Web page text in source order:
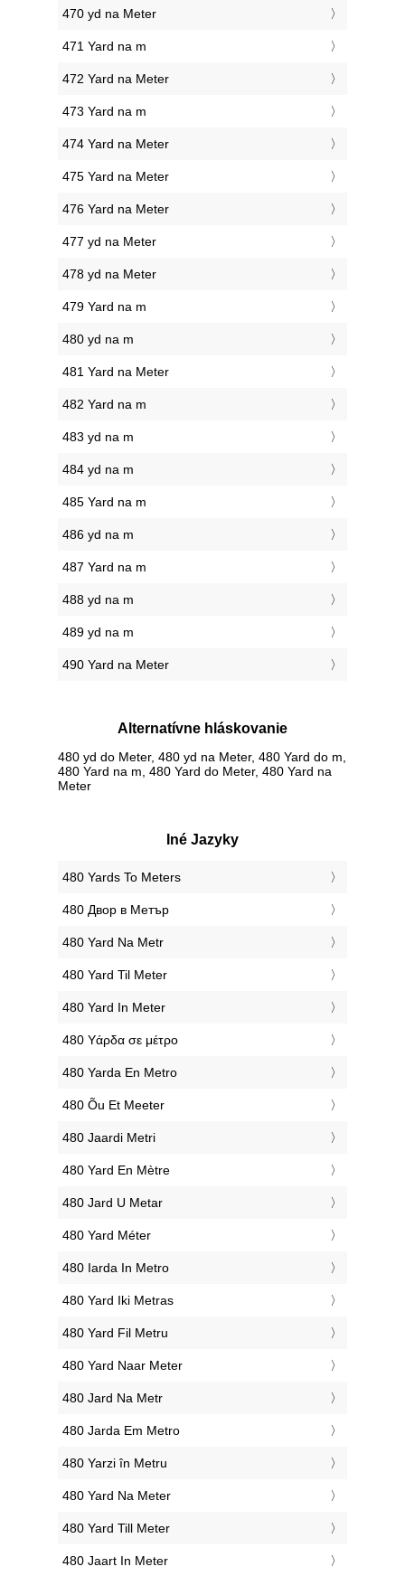
470 yd na Meter
471 Yard na m
472 Yard na Meter
473 Yard na m
474 Yard na Meter
475 Yard na Meter
476 Yard na Meter
477 yd na Meter
478 yd na Meter
479 Yard na m
480 yd na m
481 Yard na Meter
482 Yard na m
483 yd na m
484 yd na m
485 Yard na m
486 yd na m
487 Yard na m
488 yd na m
489 yd na m
490 Yard na Meter
Alternatívne hláskovanie
480 yd do Meter, 480 yd na Meter, 480 Yard do m,
480 Yard na m, 480 Yard do Meter, 480 Yard na
Meter
Iné Jazyky
‎480 Yards To Meters
‎480 Двор в Метър
‎480 Yard Na Metr
‎480 Yard Til Meter
‎480 Yard In Meter
‎480 Υάρδα σε μέτρο
‎480 Yarda En Metro
‎480 Õu Et Meeter
‎480 Jaardi Metri
‎480 Yard En Mètre
‎480 Jard U Metar
‎480 Yard Méter
‎480 Iarda In Metro
‎480 Yard Iki Metras
‎480 Yard Fil Metru
‎480 Yard Naar Meter
‎480 Jard Na Metr
‎480 Jarda Em Metro
‎480 Yarzi în Metru
‎480 Yard Na Meter
‎480 Yard Till Meter
‎480 Jaart In Meter